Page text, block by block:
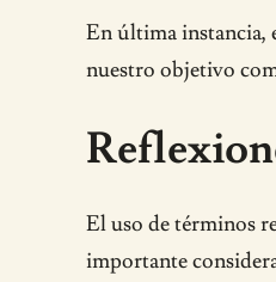
En última instancia,
nuestro objetivo
El uso de términos
importante